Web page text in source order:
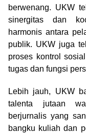
berwenang. UKW
sinergitas dan
harmonis antara
publik. UKW juga
proses kontrol
tugas dan fungsi
Lebih jauh, UKW
talenta jutaan
berjurnalis yang
bangku kuliah dan